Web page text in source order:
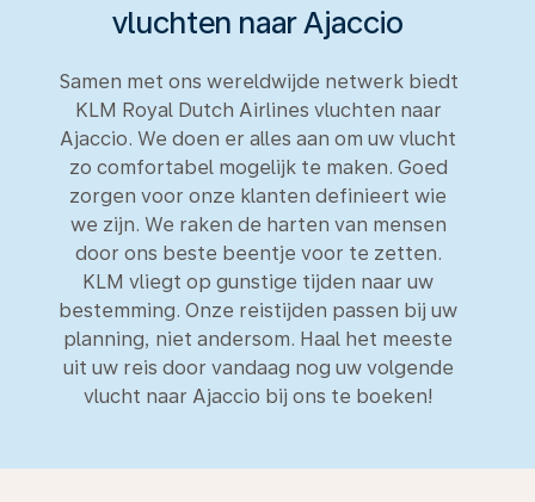
vluchten naar Ajaccio
Samen met ons wereldwijde netwerk biedt
KLM Royal Dutch Airlines vluchten naar
Ajaccio. We doen er alles aan om uw vlucht
zo comfortabel mogelijk te maken. Goed
zorgen voor onze klanten definieert wie
we zijn. We raken de harten van mensen
door ons beste beentje voor te zetten.
KLM vliegt op gunstige tijden naar uw
bestemming. Onze reistijden passen bij uw
planning, niet andersom. Haal het meeste
uit uw reis door vandaag nog uw volgende
vlucht naar Ajaccio bij ons te boeken!